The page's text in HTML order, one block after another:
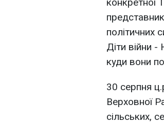
політичних
Діти війни -
куди вони
30 серпня
Верховної
сільських,